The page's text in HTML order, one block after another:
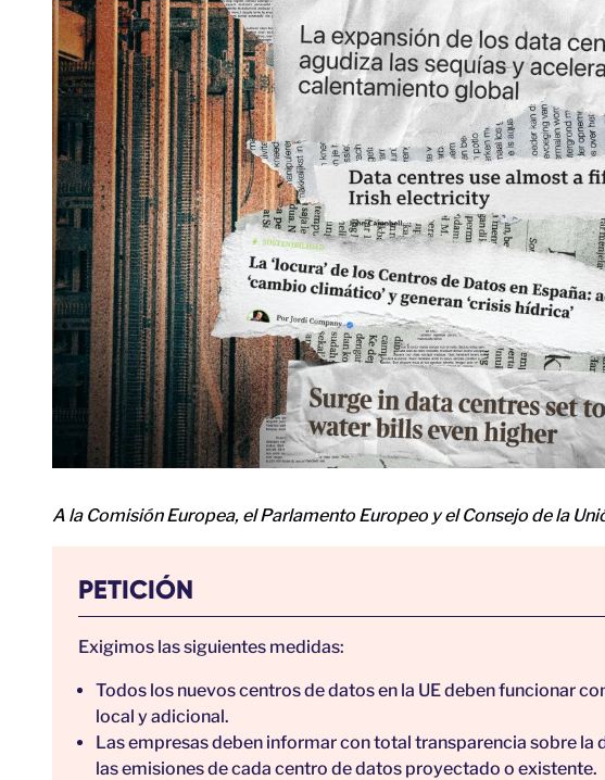
A la Comisión Europea, el Parlamento Europeo y el Consejo de la
PETICIÓN
Exigimos las siguientes medidas:
Todos los nuevos centros de datos en la UE deben funcionar
local y adicional.
Las empresas deben informar con total transparencia sobre la
las emisiones de cada centro de datos proyectado o existente.